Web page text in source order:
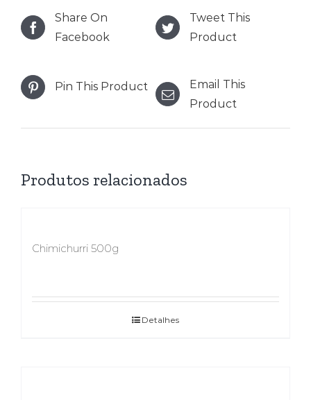
Share On
Facebook
Tweet This
Product
Pin This Product
Email This
Product
Produtos relacionados
Chimichurri 500g
Detalhes